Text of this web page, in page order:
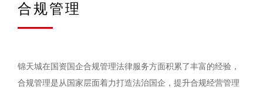
合规管理
锦天城在国资国企合规管理法律服务方面积累了丰富的经验，
合规管理是从国家层面着力打造法治国企，提升合规经营管理